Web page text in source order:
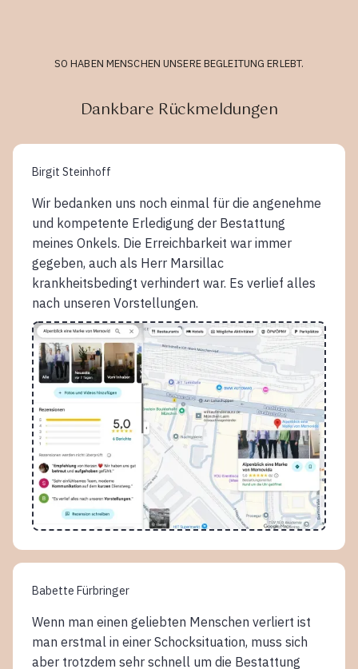
SO HABEN MENSCHEN UNSERE BEGLEITUNG ERLEBT.
Dankbare Rückmeldungen
Birgit Steinhoff
Wir bedanken uns noch einmal für die angenehme
und kompetente Erledigung der Bestattung
meines Onkels. Die Erreichbarkeit war immer
gegeben, auch als Herr Marsillac
krankheitsbedingt verhindert war. Es verlief alles
nach unseren Vorstellungen.
Babette Fürbringer
Wenn man einen geliebten Menschen verliert ist
man erstmal in einer Schocksituation, muss sich
aber trotzdem sehr schnell um die Bestattung